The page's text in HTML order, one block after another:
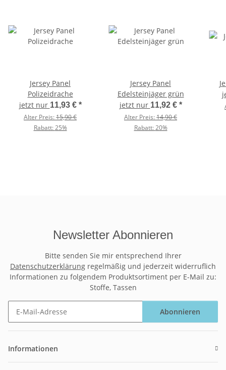
Jersey Panel
Polizeidrache
jetzt nur 11,93 € *
Alter Preis:15,90 €
Rabatt:25%
Jersey Panel
Edelsteinjäger grün
jetzt nur 11,92 € *
Alter Preis:14,90 €
Rabatt:20%
Newsletter Abonnieren
Bitte senden Sie mir entsprechend Ihrer
Datenschutzerklärung regelmäßig und jederzeit widerruflich
Informationen zu folgendem Produktsortiment per E-Mail zu:
Stoffe, Tassen
Abonnieren
Informationen